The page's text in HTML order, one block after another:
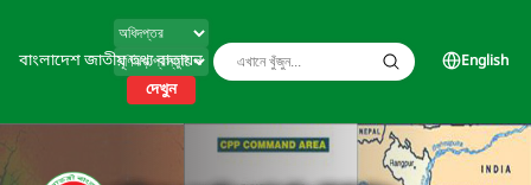
বাংলাদেশ জাতীয় তথ্য বাতায়ন
দেখুন
English